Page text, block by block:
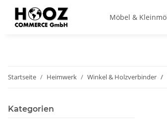
Möbel &
Startseite Heimwerk Winkel & Holzverbinder
Kategorien